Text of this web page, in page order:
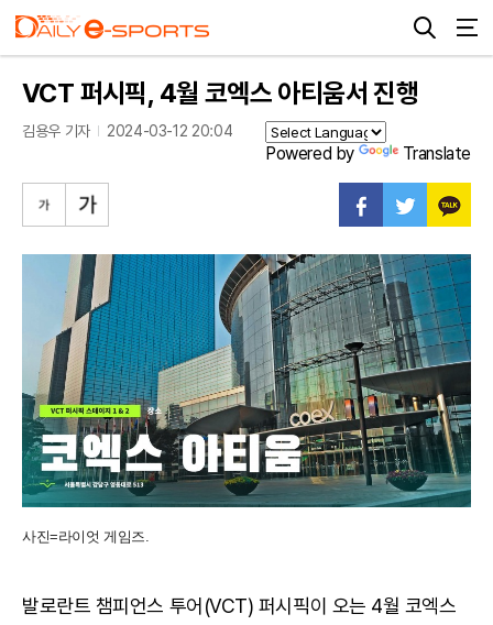
VCT 퍼시픽, 4월 코엑스 아티움서 진행
김용우 기자 2024-03-12 20:04
Powered by Translate
사진=라이엇 게임즈.
발로란트 챔피언스 투어(VCT) 퍼시픽이 오는 4월 코엑스